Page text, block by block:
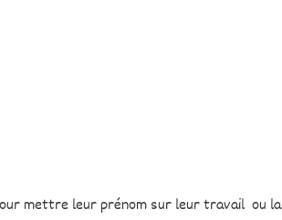
mettre leur prénom sur leur travail ou la